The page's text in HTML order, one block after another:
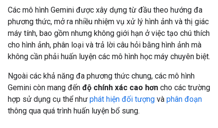
Các mô hình Gemini được xây dựng từ đầu theo hướng đa
phương thức, mở ra nhiều nhiệm vụ xử lý hình ảnh và thị giác
máy tính, bao gồm nhưng không giới hạn ở việc tạo chú thích
cho hình ảnh, phân loại và trả lời câu hỏi bằng hình ảnh mà
không cần phải huấn luyện các mô hình học máy chuyên biệt.
Ngoài các khả năng đa phương thức chung, các mô hình
Gemini còn mang đến độ chính xác cao hơn cho các trường
hợp sử dụng cụ thể như phát hiện đối tượng và phân đoạn
thông qua quá trình huấn luyện bổ sung.